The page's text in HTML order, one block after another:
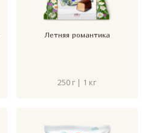
Летняя романтика
250 г | 1 кг